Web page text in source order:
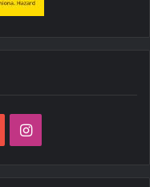
Instagram